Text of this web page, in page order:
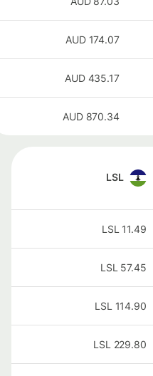
174.07
AUD
435.17
AUD
870.34
AUD
LSL
11.49
LSL
57.45
LSL
114.90
LSL
229.80
LSL